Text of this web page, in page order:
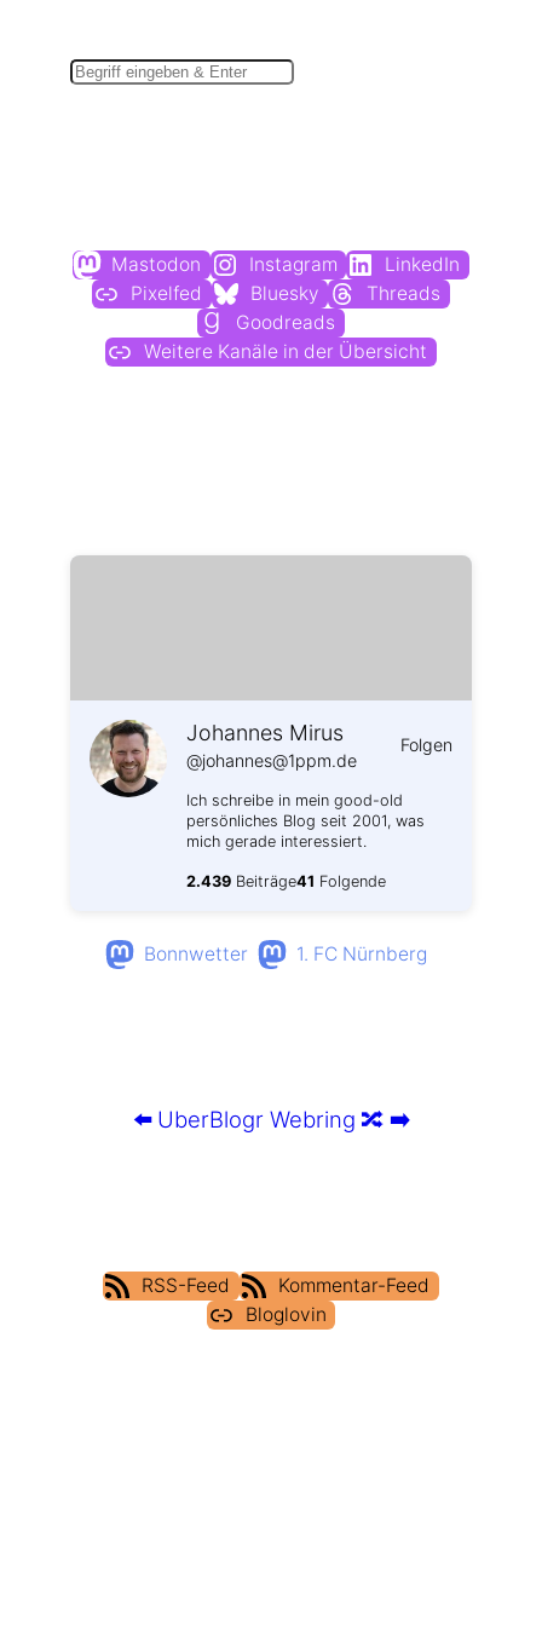
Mastodon Instagram
LinkedIn
Pixelfed
Bluesky
Threads
Goodreads
Weitere Kanäle in der Übersicht
Johannes Mirus
@johannes@1ppm.de
Folgen
Ich schreibe in mein good-old
persönliches Blog seit 2001, was
mich gerade interessiert.
2.439 Beiträge41 Folgende
Bonnwetter 1. FC Nürnberg
⬅️ UberBlogr Webring 🔀 ➡️
RSS-Feed
Kommentar-Feed
Bloglovin